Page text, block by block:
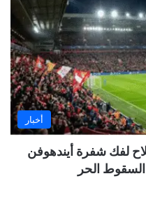
أخبار
لفك شفرة أيندهوفن
الحر